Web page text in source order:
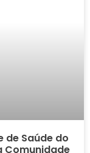
de Saúde do
Comunidade